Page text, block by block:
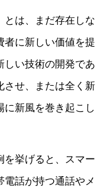
とは、まだ存在しな
者に新しい価値を提
しい技術の開発であ
させ、または全く新
に新風を巻き起こし
を挙げると、スマー
電話が持つ通話やメ